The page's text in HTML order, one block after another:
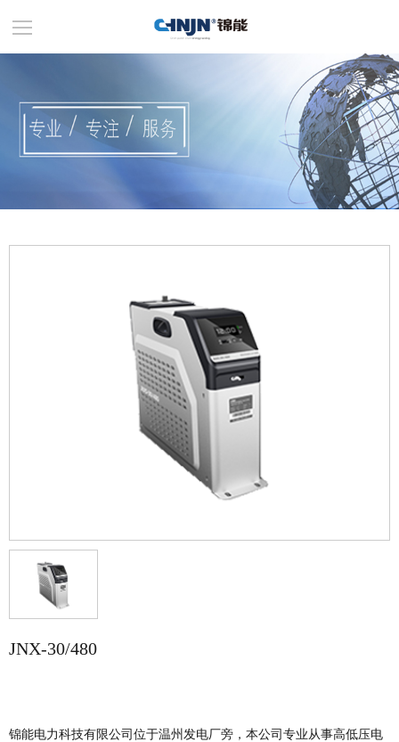
JNX-30/480
锦能电力科技有限公司位于温州发电厂旁，本公司专业从事高低压电